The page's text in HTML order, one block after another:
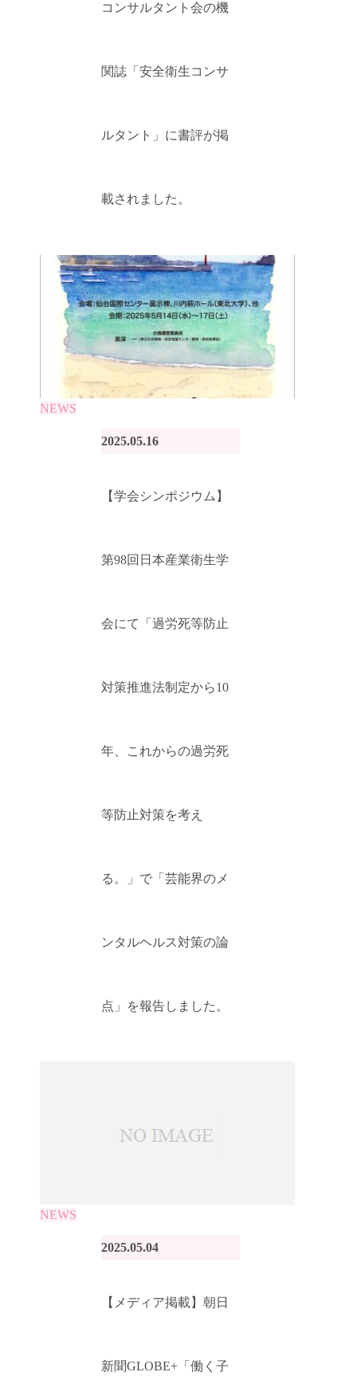
コンサルタント会の機
関誌「安全衛生コンサ
ルタント」に書評が掲
載されました。
NEWS
【学会シンポジウム】
第98回日本産業衛生学
会にて「過労死等防止
対策推進法制定から10
年、これからの過労死
等防止対策を考え
る。」で「芸能界のメ
ンタルヘルス対策の論
点」を報告しました。
2025.05.16
NEWS
【メディア掲載】朝日
新聞GLOBE+「働く子
2025.05.04